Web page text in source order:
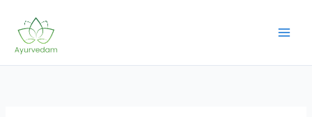
content